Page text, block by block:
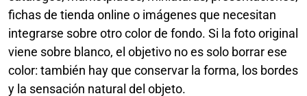
fichas de tienda online o imágenes que necesitan
integrarse sobre otro color de fondo. Si la foto original
viene sobre blanco, el objetivo no es solo borrar ese
color: también hay que conservar la forma, los bordes
y la sensación natural del objeto.